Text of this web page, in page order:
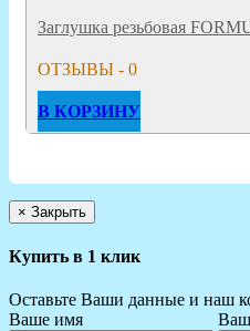
Заглушка резьбовая
ОТЗЫВЫ - 0
В КОРЗИНУ
× Закрыть
Купить в 1 клик
Оставьте Ваши данные и наш
Ваше имя
Ваш